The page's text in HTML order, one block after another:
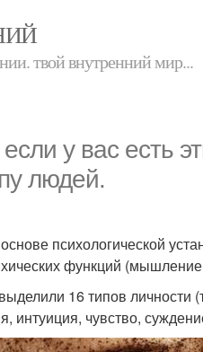
твой внутренний мир...
у вас есть
людей.
психологической
функций
16 типов личности
интуиция, чувство,